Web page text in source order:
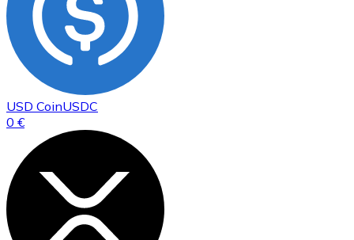
USD CoinUSDC
0 €